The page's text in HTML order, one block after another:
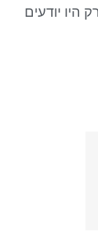
היו יודעים